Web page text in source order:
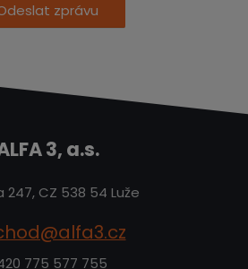
zprávu
3, a.s.
247, CZ 538 54 Luže
775 577 755